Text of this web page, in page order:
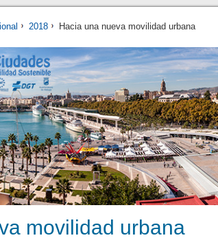
2018 Hacia una nueva movilidad urbana
movilidad urbana